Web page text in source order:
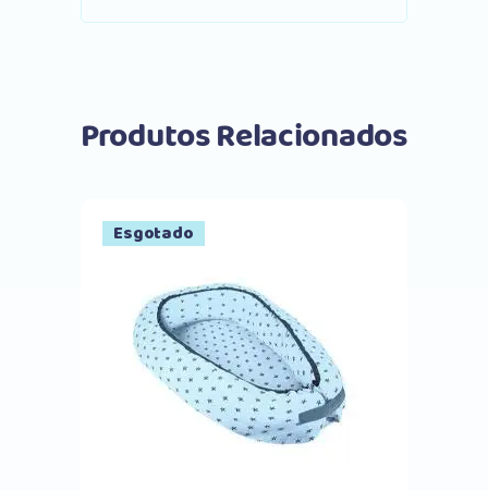
Produtos Relacionados
Esgotado
Comprar